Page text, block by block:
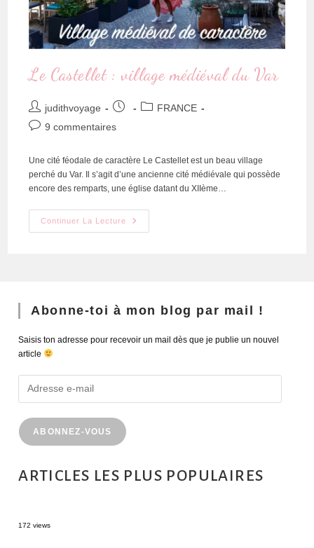
Le Castellet : village médiéval du Var
judithvoyage
FRANCE
9 commentaires
Une cité féodale de caractère Le Castellet est un beau village
perché du Var. Il s’agit d’une ancienne cité médiévale qui possède
encore des remparts, une église datant du XIIème…
Continuer La Lecture
Abonne-toi à mon blog par mail !
Saisis ton adresse pour recevoir un mail dès que je publie un nouvel
article
ABONNEZ-VOUS
ARTICLES LES PLUS POPULAIRES
172 views